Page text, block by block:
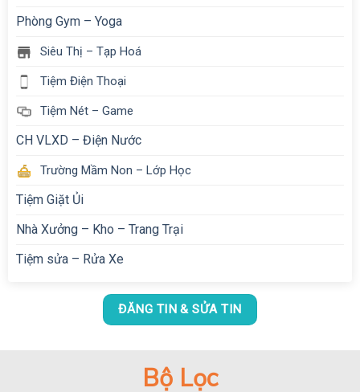
Phòng Gym – Yoga
Siêu Thị – Tạp Hoá
Tiệm Điện Thoại
Tiệm Nét – Game
CH VLXD – Điện Nước
Trường Mầm Non – Lớp Học
Tiệm Giặt Ủi
Nhà Xưởng – Kho – Trang Trại
Tiệm sửa – Rửa Xe
ĐĂNG TIN & SỬA TIN
Bộ Lọc